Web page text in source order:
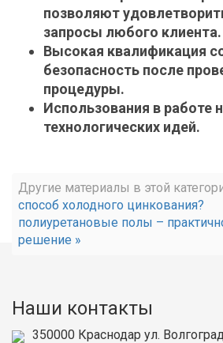
позволяют
запросы любого клиента.
Высокая квалификация
безопасность после
процедуры.
Использования в работе
технологических идей.
Другие материалы в этой
способ холодного цинкования?
полиуретановые полы –
решение »
Наши контакты
350000 Краснодар ул.